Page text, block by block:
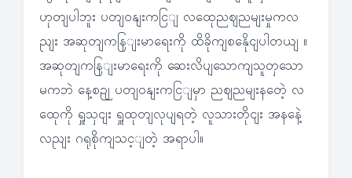
ဟုတျပါဘူး ပတျဝနျးကငြျ လထေုညဈညမျးမှုကလ
ညျး အဆုတျကနြျးမာရေးကို ထိခိုကျစနေိုငျပါတယျ ။
အဆုတျကနြျးမာရေးကို ဆေးလိပျသောကျသူတှသော
မကဘဲ နေ့စဉျ ပတျဝနျးကငြျမှာ ညဈညမျးနတေဲ့ လ
ထေုကို ရှူသှငျး ရှူထုတျလုပျရတဲ့ လူသားတိုငျး အနနေဲ့
လညျး ဂရုစိုကျသင့ျတဲ့ အရာပါ။